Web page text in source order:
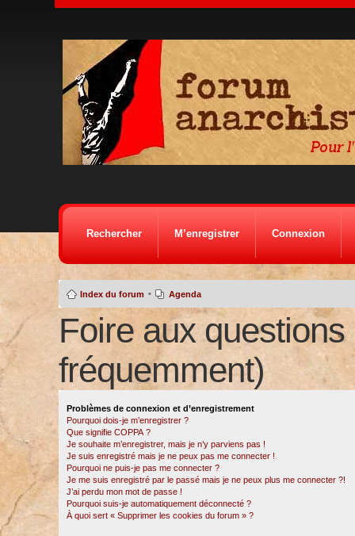
Rechercher M’enregistrer Connexion
Index du forum • Agenda
Foire aux
fréquemment)
Problèmes de connexion et d’enregistrement
Pourquoi dois-je m’enregistrer ?
Que signifie COPPA ?
Je souhaite m’enregistrer, mais je n’y parviens pas !
Je suis enregistré mais je ne peux pas me connecter !
Pourquoi ne puis-je pas me connecter ?
Je me suis enregistré par le passé mais je ne peux plus me connecter ?!
J’ai perdu mon mot de passe !
Pourquoi suis-je automatiquement déconnecté ?
À quoi sert « Supprimer les cookies du forum » ?